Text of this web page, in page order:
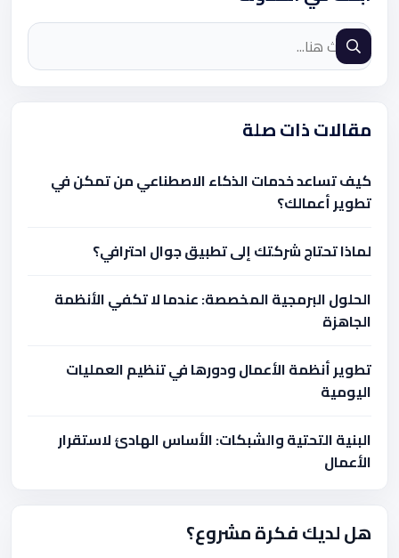
مقالات ذات صلة
كيف تساعد خدمات الذكاء الاصطناعي من تمكن في
تطوير أعمالك؟
لماذا تحتاج شركتك إلى تطبيق جوال احترافي؟
الحلول البرمجية المخصصة: عندما لا تكفي الأنظمة
الجاهزة
تطوير أنظمة الأعمال ودورها في تنظيم العمليات
اليومية
البنية التحتية والشبكات: الأساس الهادئ لاستقرار
الأعمال
هل لديك فكرة مشروع؟